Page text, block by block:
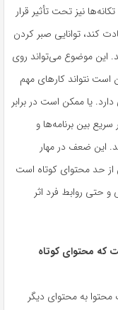
نیز تحت تأثیر قرار
کند، توانایی صبر کردن
این موضوع می‌تواند روی
است نتواند کارهای مهم
یا ممکن است در برابر
بین برنامه‌ها و
این ضعف در مهار
حد محتوای کوتاه است
حتی روابط فرد اثر
که محتوای کوتاه
محتوا به محتوای دیگر